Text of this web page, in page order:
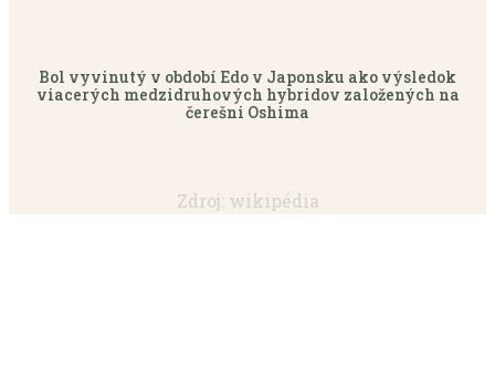
Bol vyvinutý v období Edo v Japonsku ako výsledok
viacerých medzidruhových hybridov založených na
čerešni Oshima
Zdroj: wikipédia